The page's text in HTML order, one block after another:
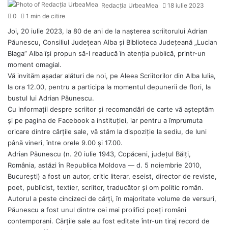
Redacția UrbeaMea
18 iulie 2023
0
1 min de citire
Joi, 20 iulie 2023, la 80 de ani de la nașterea scriitorului Adrian
Păunescu, Consiliul Județean Alba și Biblioteca Județeană „Lucian
Blaga” Alba își propun să-l readucă în atenția publică, printr-un
moment omagial.
Vă invităm așadar alături de noi, pe Aleea Scriitorilor din Alba Iulia,
la ora 12.00, pentru a participa la momentul depunerii de flori, la
bustul lui Adrian Păunescu.
Cu informații despre scriitor și recomandări de carte vă așteptăm
și pe pagina de Facebook a instituției, iar pentru a împrumuta
oricare dintre cărțile sale, vă stăm la dispoziție la sediu, de luni
până vineri, între orele 9.00 și 17.00.
Adrian Păunescu (n. 20 iulie 1943, Copăceni, județul Bălți,
România, astăzi în Republica Moldova — d. 5 noiembrie 2010,
București) a fost un autor, critic literar, eseist, director de reviste,
poet, publicist, textier, scriitor, traducător și om politic român.
Autorul a peste cincizeci de cărți, în majoritate volume de versuri,
Păunescu a fost unul dintre cei mai prolifici poeți români
contemporani. Cărțile sale au fost editate într-un tiraj record de